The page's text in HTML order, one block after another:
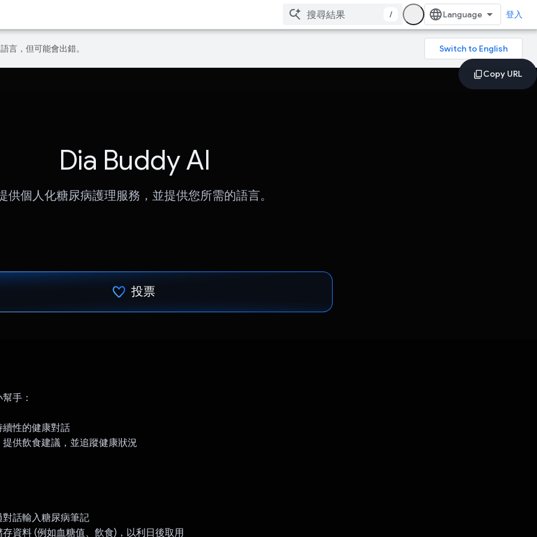
/ 登入
言，但可能會出錯。
Dia Buddy AI
供個人化糖尿病護理服務，並提供您所需的語言。
投票
手：
性的健康對話
供飲食建議，並追蹤健康狀況
話輸入糖尿病筆記
資料 (例如血糖值、飲食)，以利日後取用